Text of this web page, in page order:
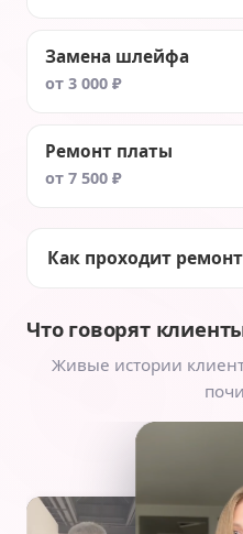
Замена шлейфа
от 3 000 ₽
Ремонт платы
от 7 500 ₽
Как проходит
Что говорят
Живые истории